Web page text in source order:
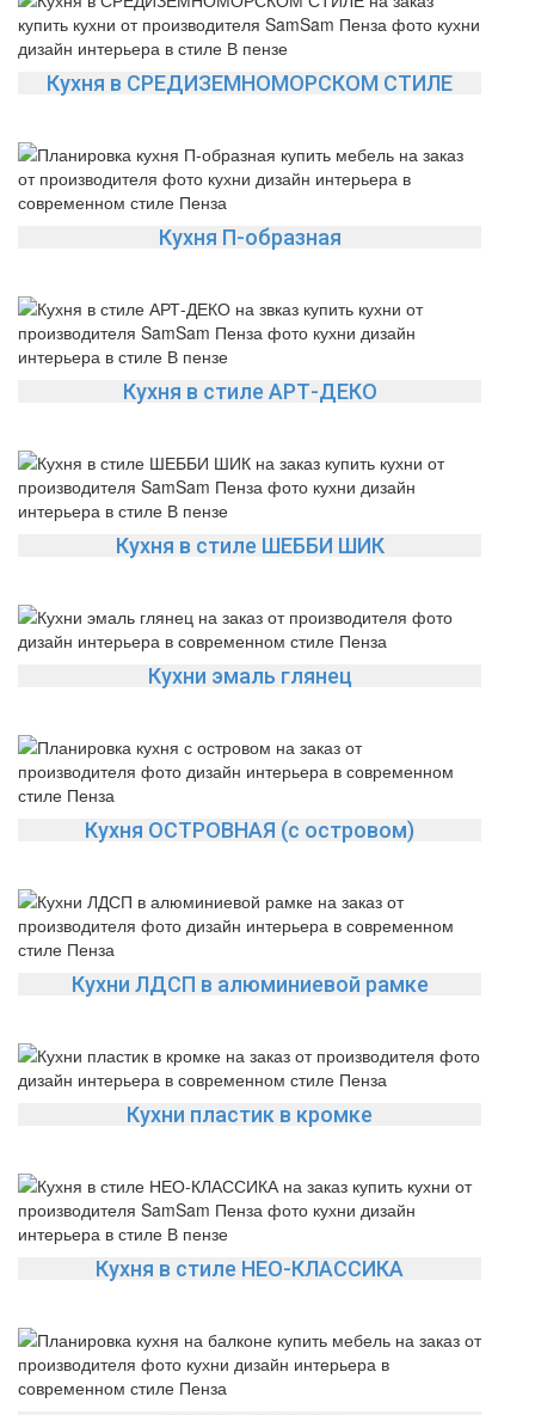
Кухня в СРЕДИЗЕМНОМОРСКОМ СТИЛЕ
Кухня П-образная
Кухня в стиле АРТ-ДЕКО
Кухня в стиле ШЕББИ ШИК
Кухни эмаль глянец
Кухня ОСТРОВНАЯ (с островом)
Кухни ЛДСП в алюминиевой рамке
Кухни пластик в кромке
Кухня в стиле НЕО-КЛАССИКА